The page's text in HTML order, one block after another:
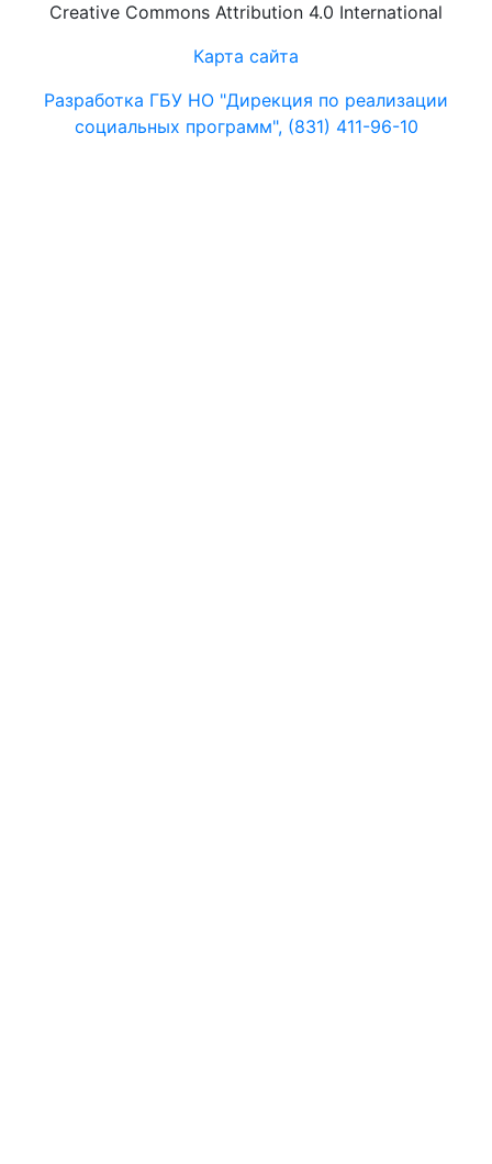
Creative Commons Attribution 4.0 International
Карта сайта
Разработка ГБУ НО "Дирекция по реализации
социальных программ", (831) 411-96-10